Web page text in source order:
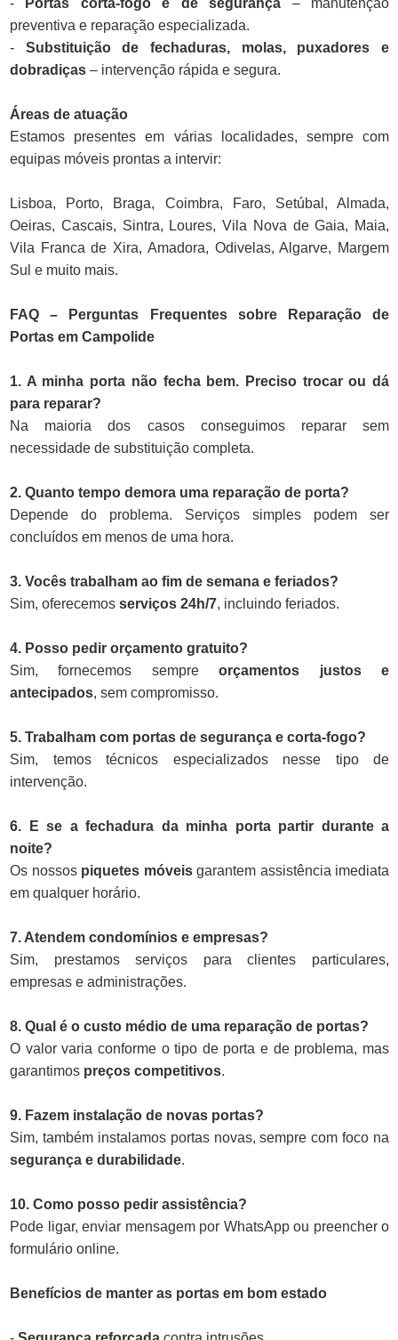
-
Portas corta-fogo e de segurança – manutenção
preventiva e reparação especializada.
- Substituição de fechaduras, molas, puxadores e
dobradiças – intervenção rápida e segura.
Áreas de atuação
Estamos presentes em várias localidades, sempre com
equipas móveis prontas a intervir:
Lisboa, Porto, Braga, Coimbra, Faro, Setúbal, Almada,
Oeiras, Cascais, Sintra, Loures, Vila Nova de Gaia, Maia,
Vila Franca de Xira, Amadora, Odivelas, Algarve, Margem
Sul e muito mais.
FAQ – Perguntas Frequentes sobre Reparação de
Portas em Campolide
1. A minha porta não fecha bem. Preciso trocar ou dá
para reparar?
Na maioria dos casos conseguimos reparar sem
necessidade de substituição completa.
2. Quanto tempo demora uma reparação de porta?
Depende do problema. Serviços simples podem ser
concluídos em menos de uma hora.
3. Vocês trabalham ao fim de semana e feriados?
Sim, oferecemos serviços 24h/7, incluindo feriados.
4. Posso pedir orçamento gratuito?
Sim, fornecemos sempreorçamentos justos e
antecipados, sem compromisso.
5. Trabalham com portas de segurança e corta-fogo?
Sim, temos técnicos especializados nesse tipo de
intervenção.
6. E se a fechadura da minha porta partir durante a
noite?
Os nossos piquetes móveisgarantem assistência imediata
em qualquer horário.
7. Atendem condomínios e empresas?
Sim, prestamos serviços para clientes particulares,
empresas e administrações.
8. Qual é o custo médio de uma reparação de portas?
O valor varia conforme o tipo de porta e de problema, mas
garantimos preços competitivos.
9. Fazem instalação de novas portas?
Sim, também instalamos portas novas, sempre com foco na
segurança e durabilidade.
10. Como posso pedir assistência?
Pode ligar, enviar mensagem por WhatsApp ou preencher o
formulário online.
Benefícios de manter as portas em bom estado